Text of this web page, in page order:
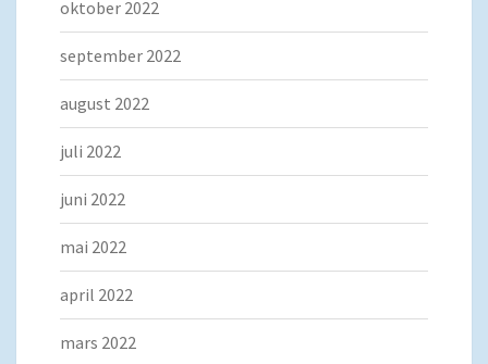
oktober 2022
september 2022
august 2022
juli 2022
juni 2022
mai 2022
april 2022
mars 2022